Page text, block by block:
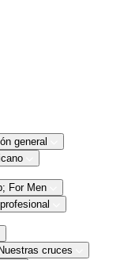
general
For Men
Nuestras cruces